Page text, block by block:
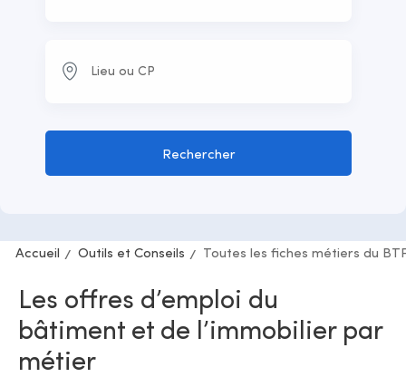
Rechercher
Accueil Outils et Conseils Toutes les fiches métiers du
Les offres d’emploi du
bâtiment et de l’immobilier par
métier